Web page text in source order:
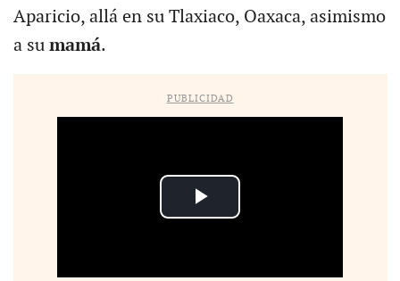
Aparicio, allá en su Tlaxiaco, Oaxaca, asimismo
a su mamá.
PUBLICIDAD